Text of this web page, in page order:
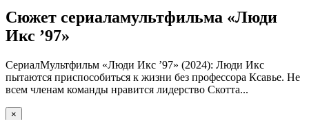
Сюжет сериаламультфильма «Люди
Икс ’97»
СериалМультфильм «Люди Икс ’97» (2024): Люди Икс
пытаются приспособиться к жизни без профессора Ксавье. Не
всем членам команды нравится лидерство Скотта...
×